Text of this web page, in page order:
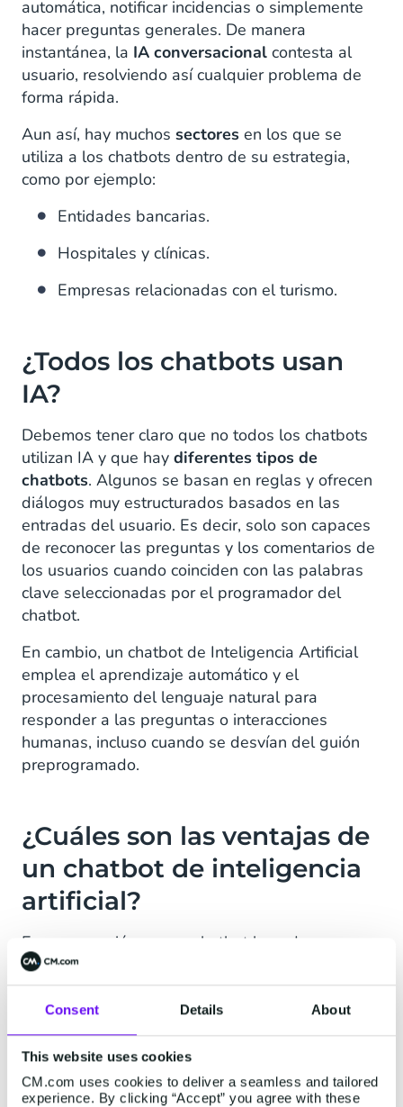
Consent Details About
This website uses cookies
CM.com uses cookies to deliver a seamless and tailored
experience. By clicking “Accept” you agree with these
automática, notificar incidencias o simplemente
hacer preguntas generales. De manera
instantánea, la IA conversacional contesta al
usuario, resolviendo así cualquier problema de
forma rápida.
Aun así, hay muchos sectores en los que se
utiliza a los chatbots dentro de su estrategia,
como por ejemplo:
Entidades bancarias.
Hospitales y clínicas.
Empresas relacionadas con el turismo.
¿Todos los chatbots usan
IA?
Debemos tener claro que no todos los chatbots
utilizan IA y que hay diferentes tipos de
chatbots. Algunos se basan en reglas y ofrecen
diálogos muy estructurados basados en las
entradas del usuario. Es decir, solo son capaces
de reconocer las preguntas y los comentarios de
los usuarios cuando coinciden con las palabras
clave seleccionadas por el programador del
chatbot.
En cambio, un chatbot de Inteligencia Artificial
emplea el aprendizaje automático y el
procesamiento del lenguaje natural para
responder a las preguntas o interacciones
humanas, incluso cuando se desvían del guión
preprogramado.
¿Cuáles son las ventajas de
un chatbot de inteligencia
artificial?
En comparación con un chatbot basado en
reglas, un chatbot de IA tiene varias ventajas
adicionales. Entre ellas se encuentran:
ventajas de los chatbots de IA es que las
empresas están disponibles 24/7 para
resolver cualquier incidencia. Siempre que